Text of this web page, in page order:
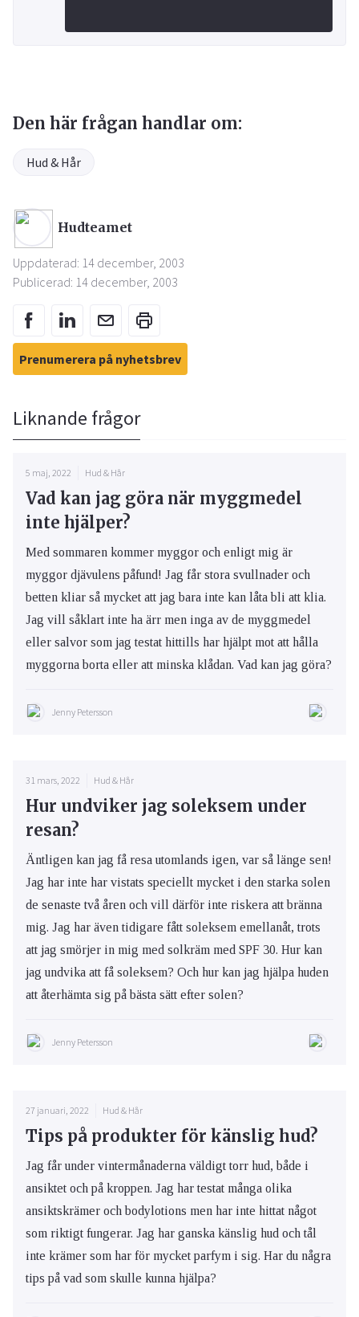
Den här frågan handlar om:
Hud & Hår
Hudteamet
Uppdaterad: 14 december, 2003
Publicerad: 14 december, 2003
Prenumerera på nyhetsbrev
Liknande frågor
5 maj, 2022 Hud & Hår
Vad kan jag göra när myggmedel
inte hjälper?
Med sommaren kommer myggor och enligt mig är
myggor djävulens påfund! Jag får stora svullnader och
betten kliar så mycket att jag bara inte kan låta bli att klia.
Jag vill såklart inte ha ärr men inga av de myggmedel
eller salvor som jag testat hittills har hjälpt mot att hålla
myggorna borta eller att minska klådan. Vad kan jag göra?
Jenny Petersson
31 mars, 2022 Hud & Hår
Hur undviker jag soleksem under
resan?
Äntligen kan jag få resa utomlands igen, var så länge sen!
Jag har inte har vistats speciellt mycket i den starka solen
de senaste två åren och vill därför inte riskera att bränna
mig. Jag har även tidigare fått soleksem emellanåt, trots
att jag smörjer in mig med solkräm med SPF 30. Hur kan
jag undvika att få soleksem? Och hur kan jag hjälpa huden
att återhämta sig på bästa sätt efter solen?
Jenny Petersson
27 januari, 2022 Hud & Hår
Tips på produkter för känslig hud?
Jag får under vintermånaderna väldigt torr hud, både i
ansiktet och på kroppen. Jag har testat många olika
ansiktskrämer och bodylotions men har inte hittat något
som riktigt fungerar. Jag har ganska känslig hud och tål
inte krämer som har för mycket parfym i sig. Har du några
tips på vad som skulle kunna hjälpa?